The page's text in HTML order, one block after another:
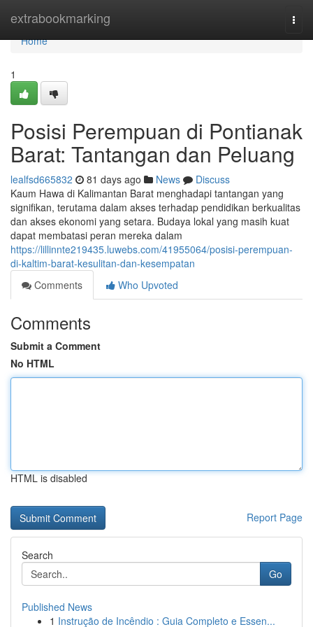
extrabookmarking
Home
Home
1
Posisi Perempuan di Pontianak
Barat: Tantangan dan Peluang
lealfsd665832 81 days ago News
Discuss
Kaum Hawa di Kalimantan Barat menghadapi tantangan yang
signifikan, terutama dalam akses terhadap pendidikan berkualitas
dan akses ekonomi yang setara. Budaya lokal yang masih kuat
dapat membatasi peran mereka dalam
https://lillinnte219435.luwebs.com/41955064/posisi-perempuan-
di-kaltim-barat-kesulitan-dan-kesempatan
Comments
Who Upvoted
Comments
Submit a Comment
No HTML
HTML is disabled
Report Page
Search
Go
Published News
1 Instrução de Incêndio : Guia Completo e Essen...